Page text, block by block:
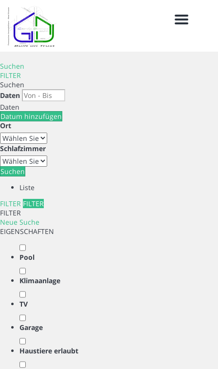
Menu
Deutsch
Währung
:
EUR
Suchen
FILTER
Suchen
Daten
Daten
Datum hinzufügen
Ort
Schlafzimmer
Suchen
Liste
FILTER FILTER
FILTER
Neue Suche
EIGENSCHAFTEN
Pool
Klimaanlage
TV
Garage
Haustiere erlaubt